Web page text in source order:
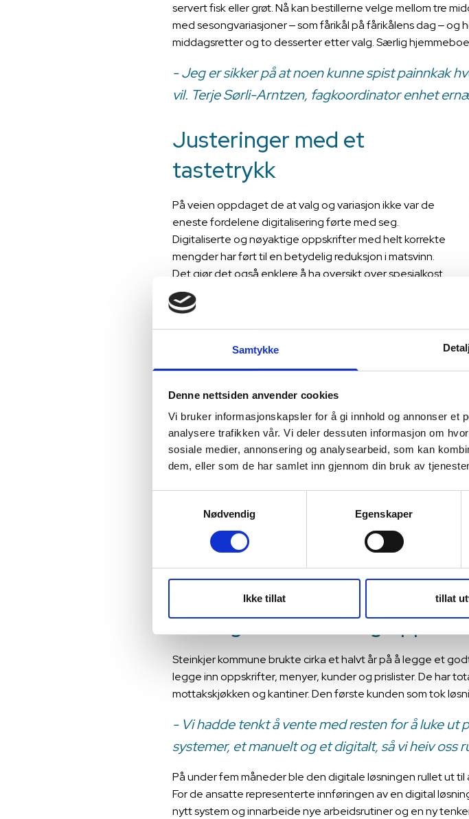
Samtykke
Denne nettsiden anvender cookies
Vi bruker informasjonskapsler for å gi innhold og annonser et
analysere trafikken vår. Vi deler dessuten informasjon om
sosiale medier, annonsering og analysearbeid, som kan
dem, eller som de har samlet inn gjennom din bruk av
Nødvendig
Egenskaper
Ikke tillat tillat
servert fisk eller grøt. Nå kan bestillerne velge mellom tre
med sesongvariasjoner ‒ som fårikål på fårikålens dag ‒ og
middagsretter og to desserter etter valg. Særlig
- Jeg er sikker på at noen kunne spist painnkak
vil. Terje Sørli-Arntzen, fagkoordinator enhet
Justeringer med et
tastetrykk
På veien oppdaget de at valg og variasjon ikke var de
eneste fordelene digitalisering førte med seg.
Digitaliserte og nøyaktige oppskrifter med helt korrekte
mengder har ført til en betydelig reduksjon i matsvinn.
Det gjør det også enklere å ha oversikt over spesialkost.
Måltidene kan følges opp med et tastetrykk for å
beregne næringsinnhold og eventuelt justere opp eller
leverandørene som oppdateres jevnlig og gir grunnlag
før, noe som var enormt tidkrevende. Det er også nyttig
å kunne hente ut statistikker, blant annet for å se hva det
går mye og lite av. I tillegg blir det færre menneskelige
feil, som tidligere for eksempel kunne gå på rett antall
måltider. Og sist, men ikke minst, blir arbeidshverdagen
For før var verktøyene blyant og viskelær, penn og papir.
hjemmeboende skulle sammenstilles til tre lister for hver
enkeltporsjoner. Basert på disse listene ble ulike relevante
og tidkrevende arbeid som gjerne tok tre arbeidsdager, og
mens de nå kan konsentrere seg mer om selve
Godt grunnarbeid og
Steinkjer kommune brukte cirka et halvt år på å legge et
legge inn oppskrifter, menyer, kunder og prislister. De har
mottakskjøkken og kantiner. Den første kunden som tok
- Vi hadde tenkt å vente med resten for å luke ut
systemer, et manuelt og et digitalt, så vi heiv
På under fem måneder ble den digitale løsningen rullet ut
For de ansatte representerte innføringen av en digital
nytt system og innarbeide nye arbeidsrutiner og en ny